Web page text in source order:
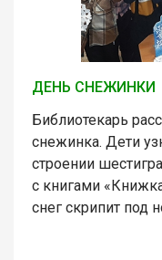
ДЕНЬ СНЕЖИНКИ
Библиотекарь
снежинка. Дети
строении
с книгами
снег скрипит под